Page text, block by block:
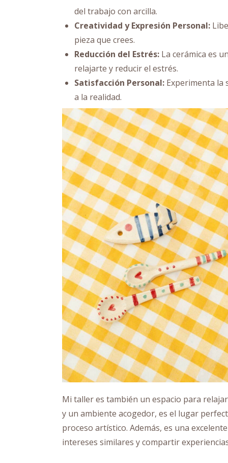
del trabajo con arcilla.
Creatividad y Expresión Personal:
pieza que crees.
Reducción del Estrés: La cerámica es
relajarte y reducir el estrés.
Satisfacción Personal: Experimenta la
a la realidad.
Mi taller es también un espacio para
y un ambiente acogedor, es el lugar
proceso artístico. Además, es una
intereses similares y compartir